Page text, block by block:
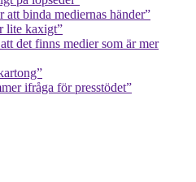
att binda mediernas händer”
lite kaxigt”
det finns medier som är mer
ifråga för presstödet”